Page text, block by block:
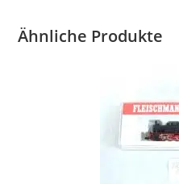
Ähnliche Produkte